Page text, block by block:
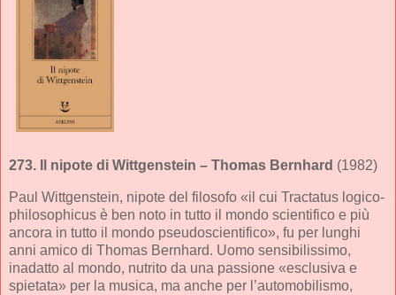
273. Il nipote di Wittgenstein – Thomas Bernhard (1982)
Paul Wittgenstein, nipote del filosofo «il cui Tractatus logico-
philosophicus è ben noto in tutto il mondo scientifico e più
ancora in tutto il mondo pseudoscientifico», fu per lunghi
anni amico di Thomas Bernhard. Uomo sensibilissimo,
inadatto al mondo, nutrito da una passione «esclusiva e
spietata» per la musica, ma anche per l’automobilismo,